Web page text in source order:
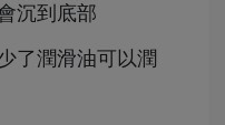
沉到底部
了潤滑油可以潤